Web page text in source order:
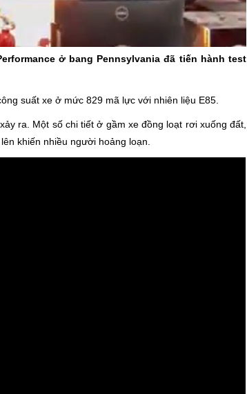
ở bang Pennsylvania đã tiến hành test
suất xe ở mức 829 mã lực với nhiên liệu E85.
ra. Một số chi tiết ở gầm xe đồng loạt rơi xuống đất,
khiến nhiều người hoảng loạn.